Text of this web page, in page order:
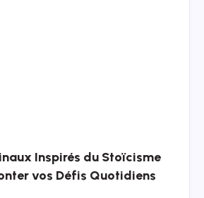
Inspirés du Stoïcisme
vos Défis Quotidiens